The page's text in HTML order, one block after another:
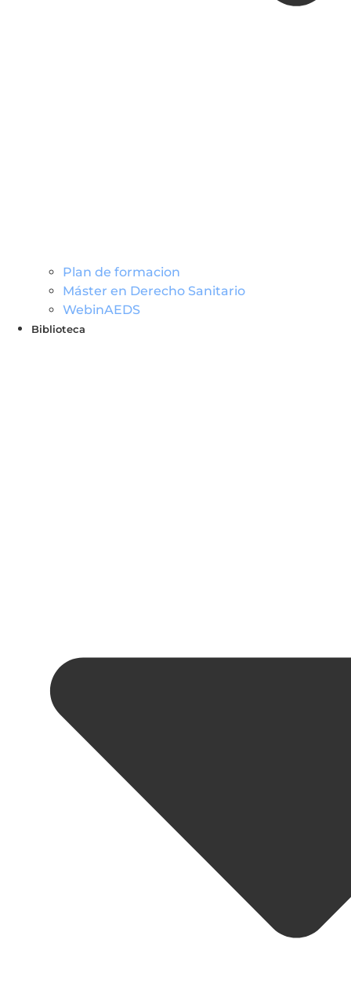
Plan de formacion
Máster en Derecho Sanitario
WebinAEDS
Biblioteca